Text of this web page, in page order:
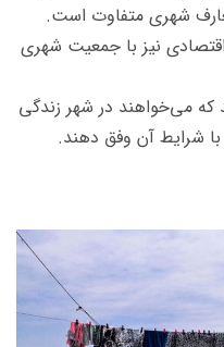
شهری متفاوت است.
نیز با جمعیت شهری
که می‌خواهند در شهر زندگی
با شرایط آن وفق دهند.